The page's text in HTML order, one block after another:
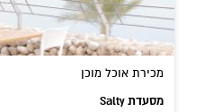
מכירת אוכל מוכן
מסעדת Salty